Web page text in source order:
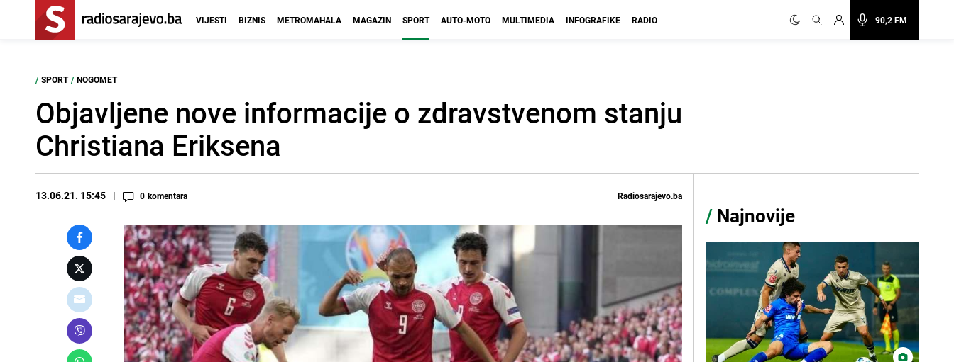
90,2 FM
VIJESTI BIZNIS METROMAHALA MAGAZIN SPORT AUTO-MOTO MULTIMEDIA INFOGRAFIKE RADIO
/ SPORT / NOGOMET
Objavljene nove informacije o zdravstvenom stanju
Christiana Eriksena
13.06.21. 15:45 0 komentara Radiosarajevo.ba
/ Najnovije